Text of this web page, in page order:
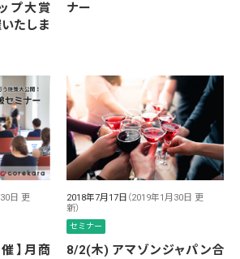
プ大賞
たしま
ナー
日 更
】月商
2018年7月17日 （2019年1月30日 更
新）
セミナー
8/2(木) アマゾンジャパン合